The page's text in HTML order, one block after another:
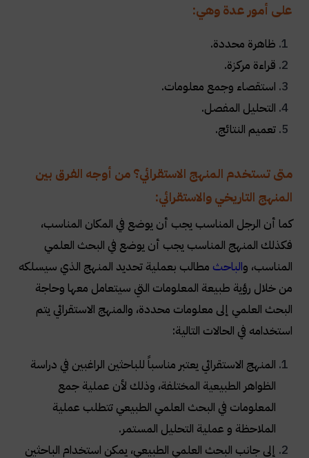
على أمور عدة وهي:
ظاهرة محددة.
قراءة مركزة.
استقصاء وجمع معلومات.
التحليل المفصل.
تعميم النتائج.
متى تستخدم المنهج الاستقرائي؟ من أوجه الفرق بين
المنهج التاريخي والاستقرائي:
كما أن الرجل المناسب يجب أن يوضع في المكان المناسب،
فكذلك المنهج المناسب يجب أن يوضع في البحث العلمي
المناسب، والباحث مطالب بعملية تحديد المنهج الذي سيسلكه
من خلال رؤية طبيعة المعلومات التي سيتعامل معها وحاجة
البحث العلمي إلى معلومات محددة، والمنهج الاستقرائي يتم
استخدامه في الحالات التالية:
المنهج الاستقرائي يعتبر مناسباً للباحثين الراغبين في دراسة
الظواهر الطبيعية المختلفة، وذلك لأن عملية جمع
المعلومات في البحث العلمي الطبيعي تتطلب عملية
الملاحظة و عملية التحليل المستمر.
إلى جانب البحث العلمي الطبيعي، يمكن استخدام الباحثين